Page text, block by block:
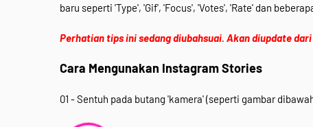
baru seperti 'Type', 'Gif', 'Focus', 'Votes', 'Rate' dan
Perhatian tips ini sedang diubahsuai. Akan diupdate dari
Cara Mengunakan Instagram Stories
01 - Sentuh pada butang 'kamera' (seperti gambar